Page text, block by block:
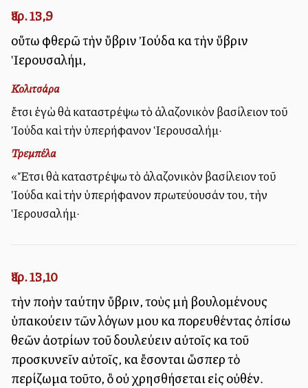
Ἰερ. 13,9
οὕτω φθερῶ τὴν ὕβριν Ἰούδα καὶ τὴν ὕβριν
Ἱερουσαλήμ,
Κολιτσάρα
ἔτσι ἐγὼ θὰ καταστρέψω τὸ ἀλαζονικὸν βασίλειον τοῦ
Ἰούδα καὶ τὴν ὑπερήφανον Ἱερουσαλήμ·
Τρεμπέλα
«Ἔτσι θὰ καταστρέψω τὸ ἀλαζονικὸν βασίλειον τοῦ
Ἰούδα καὶ τὴν ὑπερήφανον πρωτεύουσάν του, τὴν
Ἱερουσαλήμ·
Ἰερ. 13,10
τὴν πολλὴν ταύτην ὕβριν, τοὺς μὴ βουλομένους
ὑπακούειν τῶν λόγων μου καὶ πορευθέντας ὀπίσω
θεῶν ἀλλοτρίων τοῦ δουλεύειν αὐτοῖς καὶ τοῦ
προσκυνεῖν αὐτοῖς, καὶ ἔσονται ὥσπερ τὸ
περίζωμα τοῦτο, ὃ οὐ χρησθήσεται εἰς οὐθέν.